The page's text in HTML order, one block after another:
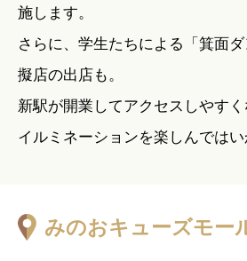
施します。
さらに、学生たちによる「箕面
擬店の出店も。
新駅が開業してアクセスしやす
イルミネーションを楽しんではい
みのおキューズモー